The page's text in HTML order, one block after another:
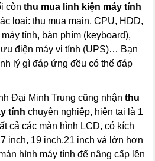
cònthu mua linh kiện máy tính
loại: thu mua main, CPU, HDD,
tính, bàn phím (keyboard),
điện máy vi tính (UPS)… Bạn
lý gì đáp ứng đều có thể đáp
Đại Minh Trung cũng nhậnthu
tính chuyên nghiệp, hiện tại là 1
cả các màn hình LCD, có kích
inch, 19 inch,21 inch và lớn hơn
hình máy tính để nâng cấp lên